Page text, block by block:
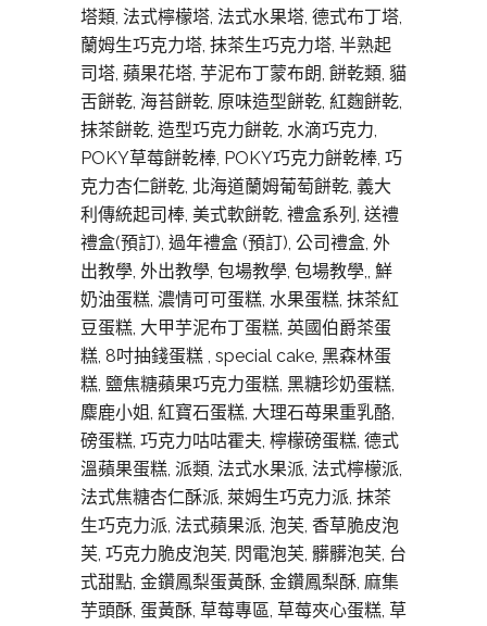
塔類, 法式檸檬塔, 法式水果塔, 德式布丁塔,
蘭姆生巧克力塔, 抹茶生巧克力塔, 半熟起
司塔, 蘋果花塔, 芋泥布丁蒙布朗, 餅乾類, 貓
舌餅乾, 海苔餅乾, 原味造型餅乾, 紅麴餅乾,
抹茶餅乾, 造型巧克力餅乾, 水滴巧克力,
POKY草莓餅乾棒, POKY巧克力餅乾棒, 巧
克力杏仁餅乾, 北海道蘭姆葡萄餅乾, 義大
利傳統起司棒, 美式軟餅亁, 禮盒系列, 送禮
禮盒(預訂), 過年禮盒 (預訂), 公司禮盒, 外
出教學, 外出教學, 包場教學, 包場教學,, 鮮
奶油蛋糕, 濃情可可蛋糕, 水果蛋糕, 抹茶紅
豆蛋糕, 大甲芋泥布丁蛋糕, 英國伯爵茶蛋
糕, 8吋抽錢蛋糕 , special cake, 黑森林蛋
糕, 鹽焦糖蘋果巧克力蛋糕, 黑糖珍奶蛋糕,
麋鹿小姐, 紅寶石蛋糕, 大理石苺果重乳酪,
磅蛋糕, 巧克力咕咕霍夫, 檸檬磅蛋糕, 德式
溫蘋果蛋糕, 派類, 法式水果派, 法式檸檬派,
法式焦糖杏仁酥派, 萊姆生巧克力派, 抹茶
生巧克力派, 法式蘋果派, 泡芙, 香草脆皮泡
芙, 巧克力脆皮泡芙, 閃電泡芙, 髒髒泡芙, 台
式甜點, 金鑽鳳梨蛋黃酥, 金鑽鳳梨酥, 麻集
芋頭酥, 蛋黃酥, 草莓專區, 草莓夾心蛋糕, 草